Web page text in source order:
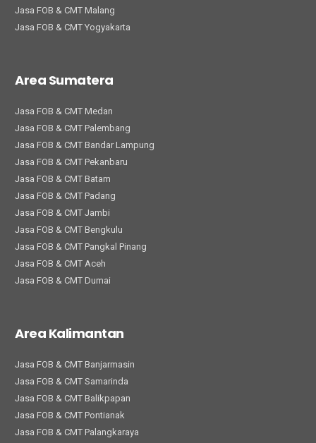
Jasa FOB & CMT Malang
Jasa FOB & CMT Yogyakarta
Area Sumatera
Jasa FOB & CMT Medan
Jasa FOB & CMT Palembang
Jasa FOB & CMT Bandar Lampung
Jasa FOB & CMT Pekanbaru
Jasa FOB & CMT Batam
Jasa FOB & CMT Padang
Jasa FOB & CMT Jambi
Jasa FOB & CMT Bengkulu
Jasa FOB & CMT Pangkal Pinang
Jasa FOB & CMT Aceh
Jasa FOB & CMT Dumai
Area Kalimantan
Jasa FOB & CMT Banjarmasin
Jasa FOB & CMT Samarinda
Jasa FOB & CMT Balikpapan
Jasa FOB & CMT Pontianak
Jasa FOB & CMT Palangkaraya